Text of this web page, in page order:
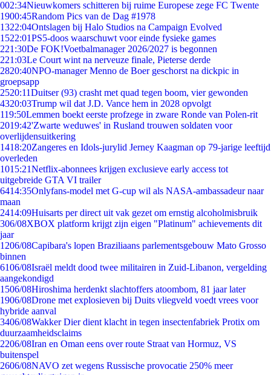
002:34Nieuwkomers schitteren bij ruime Europese zege FC Twente
1900:45Random Pics van de Dag #1978
1322:04Ontslagen bij Halo Studios na Campaign Evolved
1522:01PS5-doos waarschuwt voor einde fysieke games
221:30De FOK!Voetbalmanager 2026/2027 is begonnen
221:03Le Court wint na nerveuze finale, Pieterse derde
2820:40NPO-manager Menno de Boer geschorst na dickpic in
groepsapp
2520:11Duitser (93) crasht met quad tegen boom, vier gewonden
4320:03Trump wil dat J.D. Vance hem in 2028 opvolgt
119:50Lemmen boekt eerste profzege in zware Ronde van Polen-rit
2019:42'Zwarte weduwes' in Rusland trouwen soldaten voor
overlijdensuitkering
1418:20Zangeres en Idols-jurylid Jerney Kaagman op 79-jarige leeftijd
overleden
1015:21Netflix-abonnees krijgen exclusieve early access tot
uitgebreide GTA VI trailer
6414:35Onlyfans-model met G-cup wil als NASA-ambassadeur naar
maan
2414:09Huisarts per direct uit vak gezet om ernstig alcoholmisbruik
306/08XBOX platform krijgt zijn eigen "Platinum" achievements dit
jaar
1206/08Capibara's lopen Braziliaans parlementsgebouw Mato Grosso
binnen
6106/08Israël meldt dood twee militairen in Zuid-Libanon, vergelding
aangekondigd
1506/08Hiroshima herdenkt slachtoffers atoombom, 81 jaar later
1906/08Drone met explosieven bij Duits vliegveld voedt vrees voor
hybride aanval
3406/08Wakker Dier dient klacht in tegen insectenfabriek Protix om
duurzaamheidsclaims
2206/08Iran en Oman eens over route Straat van Hormuz, VS
buitenspel
2606/08NAVO zet wegens Russische provocatie 250% meer